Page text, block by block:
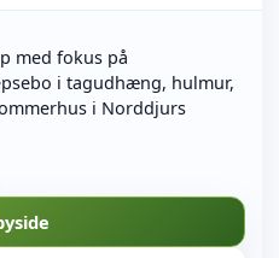
med fokus på
i tagudhæng, hulmur,
i Norddjurs